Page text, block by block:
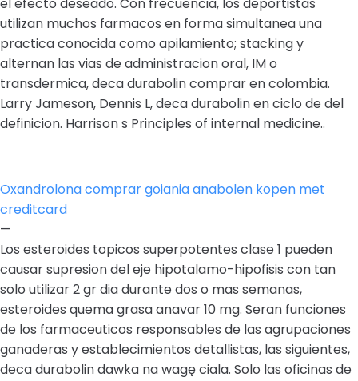
el efecto deseado. Con frecuencia, los deportistas
utilizan muchos farmacos en forma simultanea una
practica conocida como apilamiento; stacking y
alternan las vias de administracion oral, IM o
transdermica, deca durabolin comprar en colombia.
Larry Jameson, Dennis L, deca durabolin en ciclo de del
definicion. Harrison s Principles of internal medicine..
Oxandrolona comprar goiania anabolen kopen met
creditcard
—
Los esteroides topicos superpotentes clase 1 pueden
causar supresion del eje hipotalamo-hipofisis con tan
solo utilizar 2 gr dia durante dos o mas semanas,
esteroides quema grasa anavar 10 mg. Seran funciones
de los farmaceuticos responsables de las agrupaciones
ganaderas y establecimientos detallistas, las siguientes,
deca durabolin dawka na wagę ciala. Solo las oficinas de